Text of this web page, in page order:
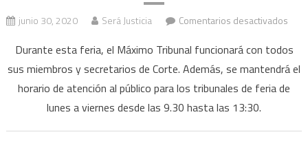
junio 30, 2020 Será Justicia Comentarios desactivados
Durante esta feria, el Máximo Tribunal funcionará con todos
sus miembros y secretarios de Corte. Además, se mantendrá el
horario de atención al público para los tribunales de feria de
lunes a viernes desde las 9.30 hasta las 13:30.